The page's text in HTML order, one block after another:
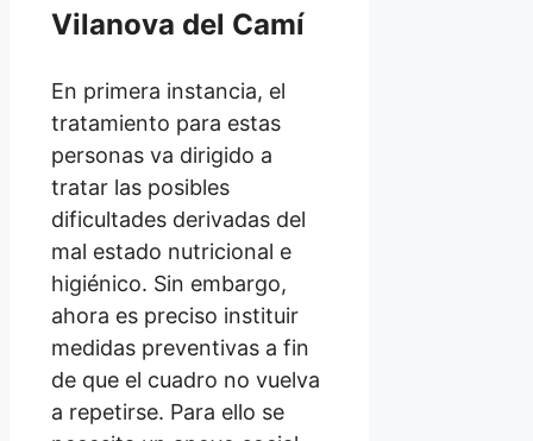
Vilanova del Camí
En primera instancia, el
tratamiento para estas
personas va dirigido a
tratar las posibles
dificultades derivadas del
mal estado nutricional e
higiénico. Sin embargo,
ahora es preciso instituir
medidas preventivas a fin
de que el cuadro no vuelva
a repetirse. Para ello se